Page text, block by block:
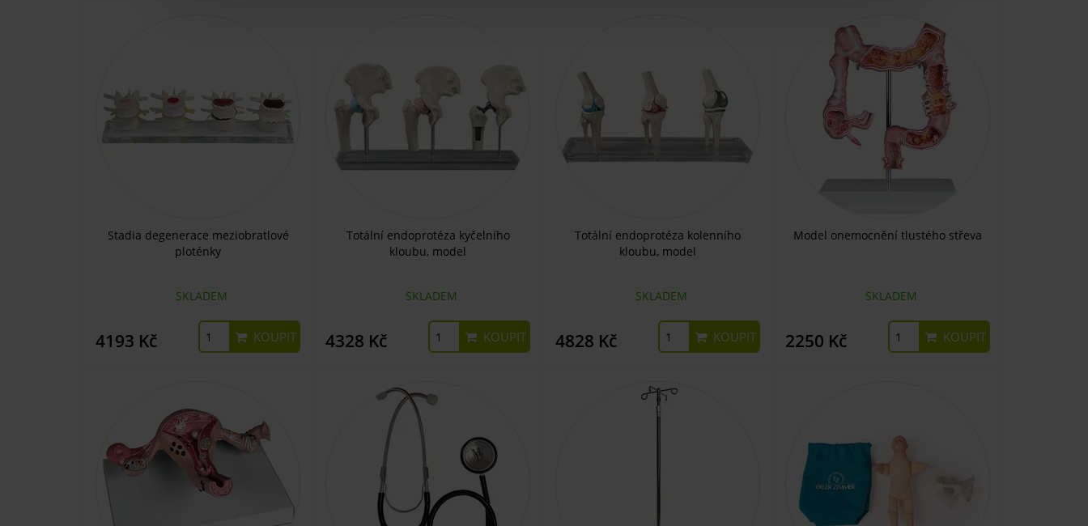
Stadia degenerace meziobratlové
ploténky
SKLADEM
4193 Kč KOUPIT
Totální endoprotéza kyčelního
kloubu, model
SKLADEM
4328 Kč KOUPIT
Totální endoprotéza kolenního
kloubu, model
SKLADEM
4828 Kč KOUPIT
Model onemocnění tlustého střeva
SKLADEM
2250 Kč KOUPIT